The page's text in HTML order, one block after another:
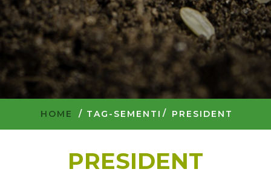
HOME / TAG-SEMENTI PRESIDENT
PRESIDENT